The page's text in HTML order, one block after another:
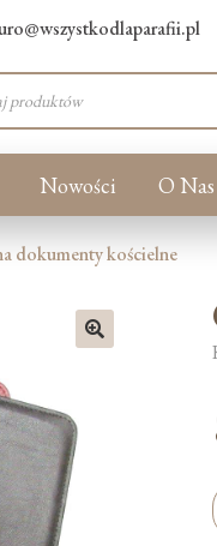
Nowości O Nas
dokumenty kościelne